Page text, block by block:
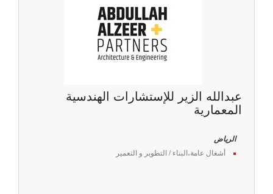
عبدالله الزير للإستشارات الهندسية
المعمارية
الرياض
أشغال عامة،البناء / التطوير و التعمير